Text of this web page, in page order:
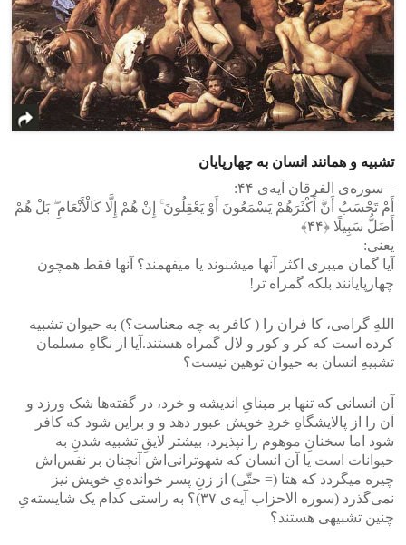
تشبیه و همانند انسان به چهارپایان
– سوره‌ی الفرقان آیه‌ی ۴۴:
أَمْ تَحْسَبُ أَنَّ أَکْثَرَ‌هُمْ یَسْمَعُونَ أَوْ یَعْقِلُونَ ۚ إِنْ هُمْ إِلَّا کَالْأَنْعَامِ ۖ بَلْ هُمْ
أَضَلُّ سَبِیلًا ﴿۴۴﴾
یعنی‌:
آیا گمان می‏بری اکثر آنها می‏شنوند یا می‏فهمند؟ آنها فقط همچون
چهارپایانند بلکه گمراه تر!
اللهِ گرامی‌، کا فران را ( کافر به چه معناست؟) به حیوان تشبیه
کرده است که کر و کور و لال گمراه هستند.آیا از نگاهِ مسلمان
تشبیهِ انسان به حیوان توهین نیست؟
آن انسانی‌ که تنها بر مبنایِ اندیشه و خرد، در گفته‌ها شک ورزد و
آن را از پالایشگاهِ خردِ خویش عبور دهد و و براین شود که کافر
شود اما سخنانِ موهوم را نپذیرد، بیشتر لایقِ تشبیه شدنِ به
حیوانات است یا آن انسان که شهوترانی‌اش آنچنان بر نفس‌اش
چیره میگردد که هتا (= حتّی) از زنِ پسر خوانده‌یِ خویش نیز
نمی‌گذرد (سوره الاحزاب آیه‌ی ۳۷)؟ به راستی‌ کدام یک شایسته‌یِ
چنین تشبیهی هستند؟